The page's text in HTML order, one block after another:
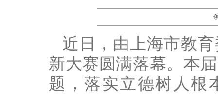
近日，由上海市教
新大赛圆满落幕。本
题，落实立德树人根